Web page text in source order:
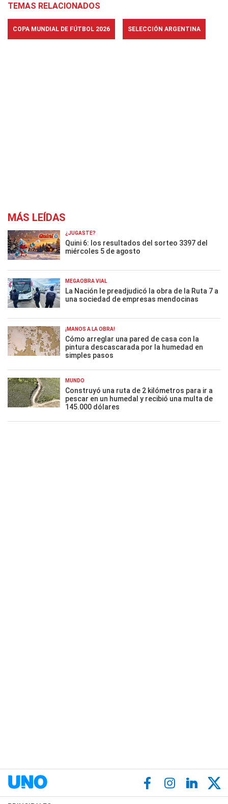
TEMAS RELACIONADOS
COPA MUNDIAL DE FÚTBOL 2026 SELECCIÓN ARGENTINA
MÁS LEÍDAS
¿JUGASTE?
Quini 6: los resultados del sorteo 3397 del
miércoles 5 de agosto
MEGAOBRA VIAL
La Nación le preadjudicó la obra de la Ruta 7 a
una sociedad de empresas mendocinas
¡MANOS A LA OBRA!
Cómo arreglar una pared de casa con la
pintura descascarada por la humedad en
simples pasos
MUNDO
Construyó una ruta de 2 kilómetros para ir a
pescar en un humedal y recibió una multa de
145.000 dólares